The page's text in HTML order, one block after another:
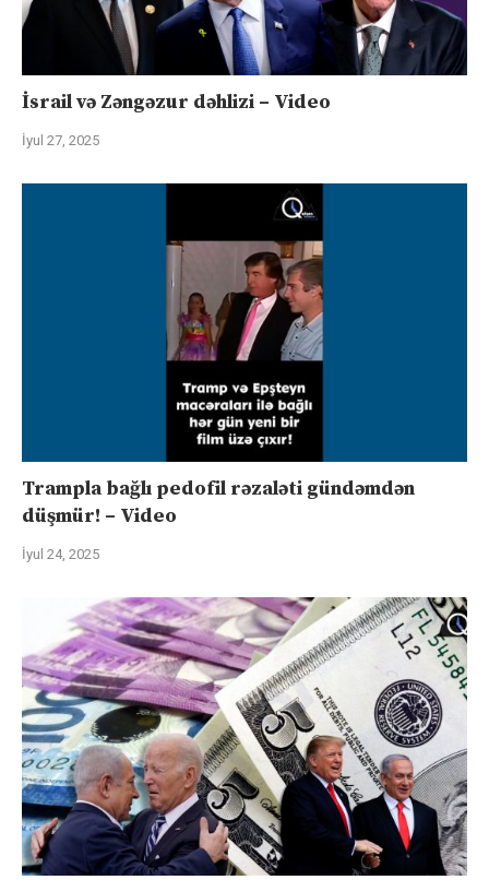
İsrail və Zəngəzur dəhlizi – Video
İyul 27, 2025
Trampla bağlı pedofil rəzaləti gündəmdən
düşmür! – Video
İyul 24, 2025